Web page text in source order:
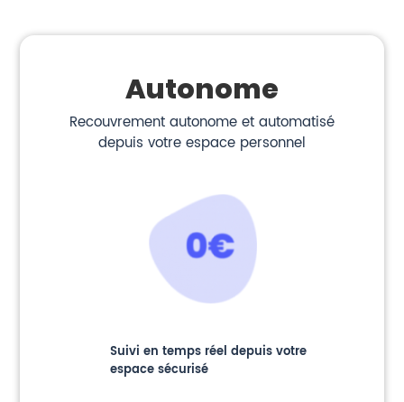
Autonome
Recouvrement autonome et automatisé
depuis votre espace personnel
Suivi en temps réel depuis votre
espace sécurisé